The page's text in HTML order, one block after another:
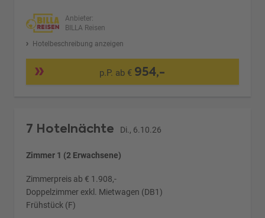
Anbieter:
BILLA Reisen
Hotelbeschreibung anzeigen
p.P. ab € 954,-
7 Hotelnächte Di., 6.10.26
Zimmer 1 (2 Erwachsene)
Zimmerpreis ab € 1.908,-
Doppelzimmer exkl. Mietwagen (DB1)
Frühstück (F)